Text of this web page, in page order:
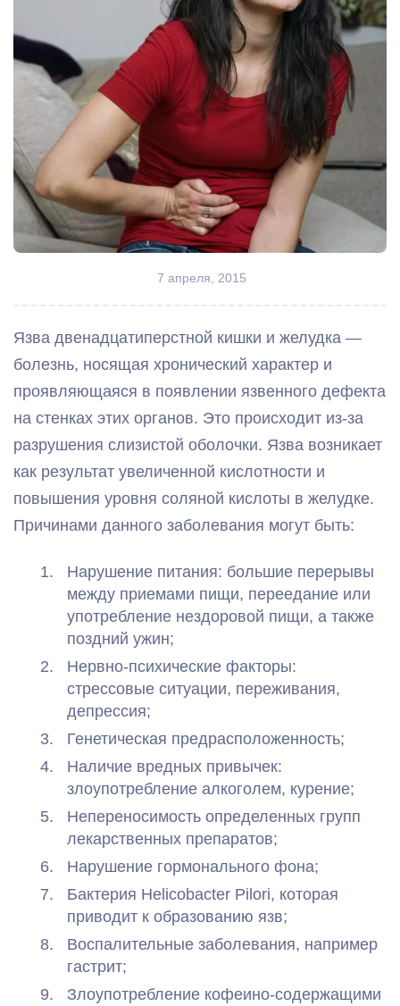
7 апреля, 2015
Язва двенадцатиперстной кишки и желудка —
болезнь, носящая хронический характер и
проявляющаяся в появлении язвенного дефекта
на стенках этих органов. Это происходит из-за
разрушения слизистой оболочки. Язва возникает
как результат увеличенной кислотности и
повышения уровня соляной кислоты в желудке.
Причинами данного заболевания могут быть:
Нарушение питания: большие перерывы
между приемами пищи, переедание или
употребление нездоровой пищи, а также
поздний ужин;
Нервно-психические факторы:
стрессовые ситуации, переживания,
депрессия;
Генетическая предрасположенность;
Наличие вредных привычек:
злоупотребление алкоголем, курение;
Непереносимость определенных групп
лекарственных препаратов;
Нарушение гормонального фона;
Бактерия Helicobacter Pilori, которая
приводит к образованию язв;
Воспалительные заболевания, например
гастрит;
Злоупотребление кофеино-содержащими